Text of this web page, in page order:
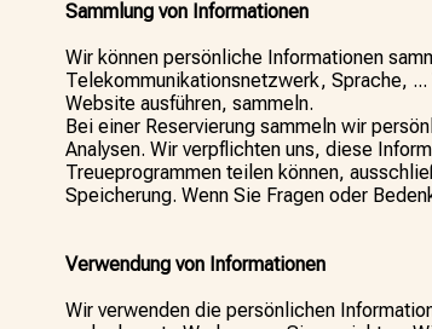
Sammlung von Informationen
Wir können persönliche Informationen
Telekommunikationsnetzwerk, Sprache,
Website ausführen, sammeln.
Bei einer Reservierung sammeln wir
Analysen. Wir verpflichten uns, diese
Treueprogrammen teilen können,
Speicherung. Wenn Sie Fragen oder
Verwendung von Informationen
Wir verwenden die persönlichen